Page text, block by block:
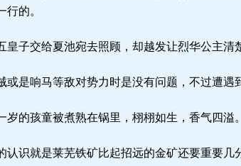
的。
子交给夏池宛去照顾，却越发让烈华公主清
是响马等敌对势力时是没有问题，不过遭遇
的孩童被煮熟在锅里，栩栩如生，香气四溢。
识就是莱芜铁矿比起招远的金矿还要重要几